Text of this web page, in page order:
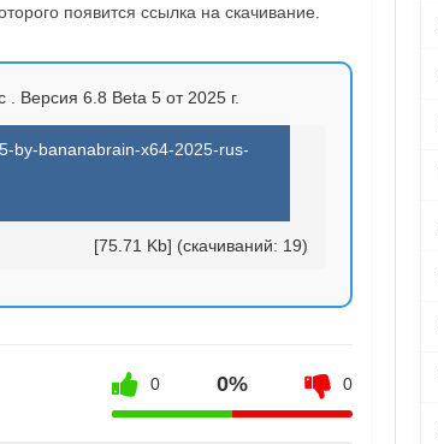
появится ссылка на скачивание.
Версия 6.8 Beta 5 от 2025 г.
by-bananabrain-x64-2025-rus-
[75.71 Kb] (cкачиваний: 19)
0 0% 0